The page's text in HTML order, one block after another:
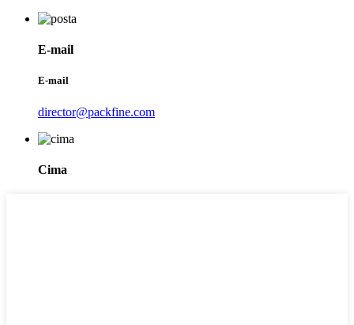
E-mail
E-mail
director@packfine.com
Cima